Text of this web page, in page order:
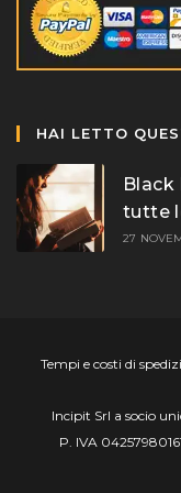
HAI LETTO
Black
tutte
27
Tempi e costi di
Incipit Srl a socio
P. IVA